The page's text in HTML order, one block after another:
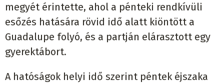
megyét érintette, ahol a pénteki rendkívüli
esőzés hatására rövid idő alatt kiöntött a
Guadalupe folyó, és a partján elárasztott egy
gyerektábort.
A hatóságok helyi idő szerint péntek éjszaka